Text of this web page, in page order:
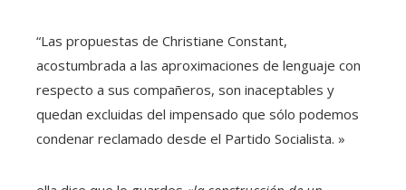
“Las propuestas de Christiane Constant,
acostumbrada a las aproximaciones de lenguaje con
respecto a sus compañeros, son inaceptables y
quedan excluidas del impensado que sólo podemos
condenar reclamado desde el Partido Socialista. »